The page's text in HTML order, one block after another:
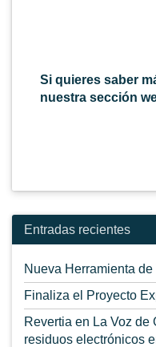
Si quieres saber
nuestra sección
Entradas recientes
Nueva Herramienta
Finaliza el Proyecto
Revertia en La Voz de
residuos electrónicos